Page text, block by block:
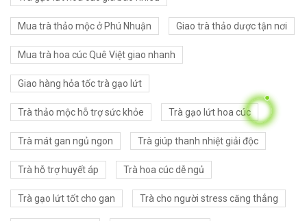
Mua trà thảo mộc ở Phú Nhuận Giao trà thảo dược tận nơi
Mua trà hoa cúc Quê Việt giao nhanh
Giao hàng hỏa tốc trà gạo lứt
Trà thảo mộc hỗ trợ sức khỏe Trà gạo lứt hoa cúc
Trà mát gan ngủ ngon Trà giúp thanh nhiệt giải độc
Trà hỗ trợ huyết áp Trà hoa cúc dễ ngủ
Trà gạo lứt tốt cho gan Trà cho người stress căng thẳng